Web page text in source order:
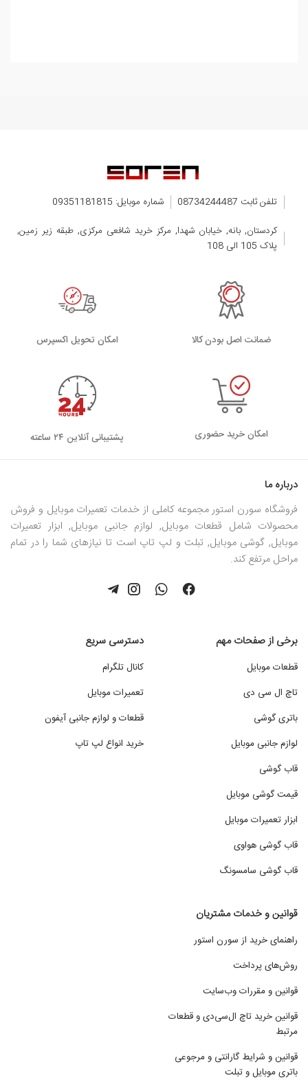
تلفن ثابت 08734244487
شماره موبایل: 09351181815
کردستان, بانه, خیابان شهدا, مرکز خرید شافعی مرکزی, طبقه زیر زمین,
پلاک 105 الی 108
ضمانت اصل بودن کالا اﻣﮑﺎن ﺗﺤﻮﯾﻞ اﮐﺴﭙﺮس
امکان خرید حضوری پشتیبانی آنلاین ۲۴ ساعته
درباره ما
فروشگاه سورن استور مجموعه کاملی از خدمات تعمیرات موبایل و فروش
محصولات شامل قطعات موبایل, لوازم جانبی موبایل, ابزار تعمیرات
موبایل, گوشی موبایل, تبلت و لپ تاپ است تا نیازهای شما را در تمام
مراحل مرتفع کند.
برخی از صفحات مهم
قطعات موبایل
تاچ ال سی دی
باتری گوشی
لوازم جانبی موبایل
قاب گوشی
قیمت گوشی موبایل
ابزار تعمیرات موبایل
قاب گوشی هواوی
قاب گوشی سامسونگ
دسترسی سریع
کانال تلگرام
تعمیرات موبایل
قطعات و لوازم جانبی آیفون
خرید انواع لپ تاپ
قوانین و خدمات مشتریان
راهنمای خرید از سورن استور
روش‌های پرداخت
قوانین و مقررات وب‌سایت
قوانین خرید تاچ ال‌سی‌دی و قطعات
مرتبط
قوانین و شرایط گارانتی و مرجوعی
باتری موبایل و تبلت